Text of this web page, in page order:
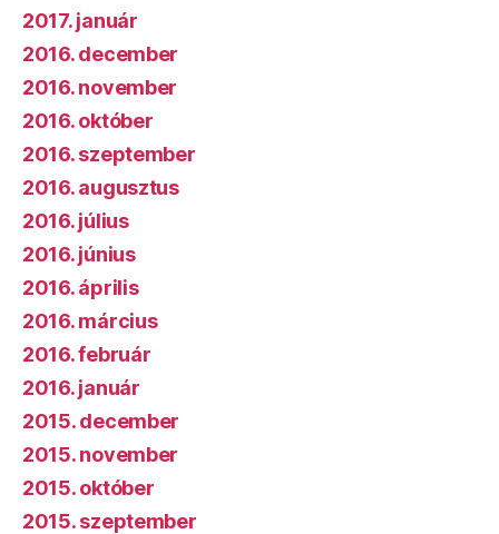
2017. január
2016. december
2016. november
2016. október
2016. szeptember
2016. augusztus
2016. július
2016. június
2016. április
2016. március
2016. február
2016. január
2015. december
2015. november
2015. október
2015. szeptember